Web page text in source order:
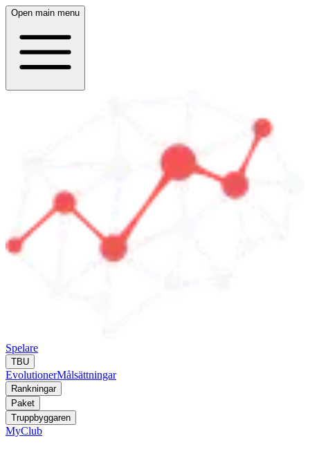
Open main menu
Spelare
TBU
EvolutionerMålsättningar
Rankningar
Paket
Truppbyggaren
MyClub